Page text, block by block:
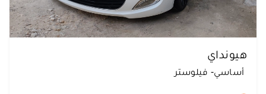
هيونداي
- فيلوستر